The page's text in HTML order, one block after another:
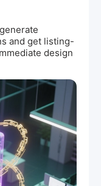
and get listing-
design